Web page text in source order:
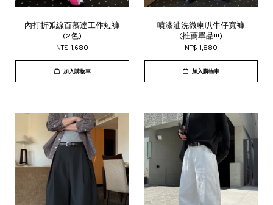
內打折弧線百慕達工作短褲
(2色)
NT$ 1,680
加入購物車
噴漆油洗微喇叭牛仔寬褲
(推薦單品!!!)
NT$ 1,880
加入購物車